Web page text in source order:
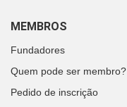
MEMBROS
Fundadores
Quem pode ser membro?
Pedido de inscrição